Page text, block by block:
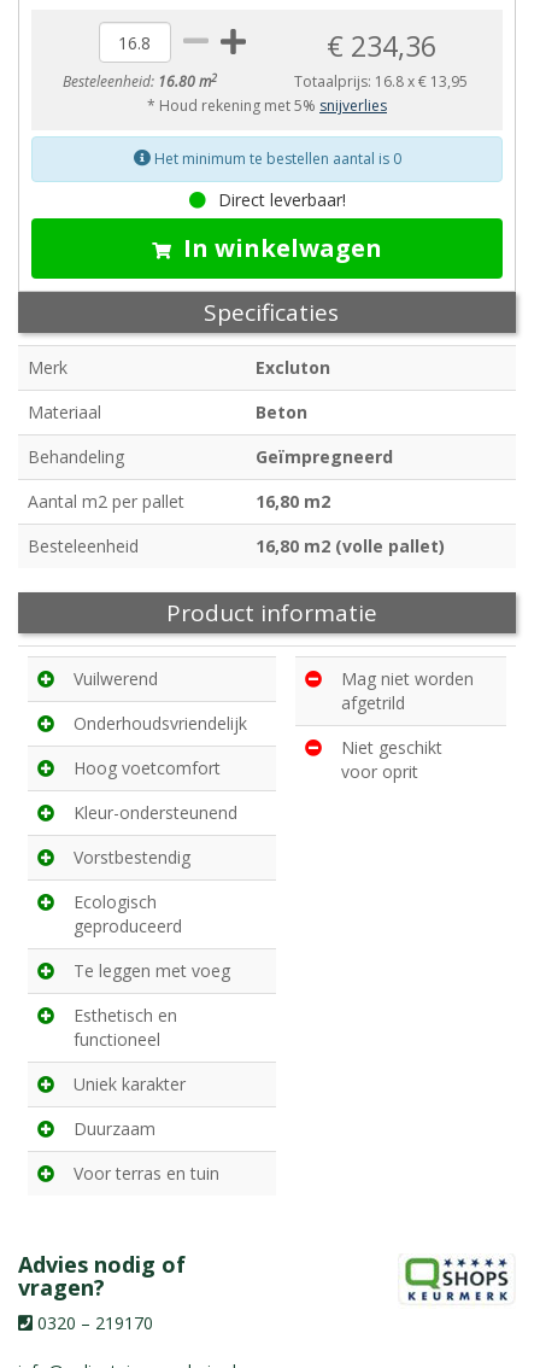
Besteleenheid: 16.80 m2
€ 234,36
Totaalprijs: 16.8x€ 13,95
* Houd rekening met 5% snijverlies
Het minimum te bestellen aantal is 0
Direct leverbaar!
In winkelwagen
Specificaties
Merk
Excluton
Materiaal
Beton
Behandeling
Geïmpregneerd
Aantal m2 per pallet
16,80 m2
Besteleenheid
16,80 m2 (volle pallet)
Product informatie
Vuilwerend
Onderhoudsvriendelijk
Hoog voetcomfort
Kleur-ondersteunend
Vorstbestendig
Ecologisch
geproduceerd
Te leggen met voeg
Esthetisch en
functioneel
Uniek karakter
Duurzaam
Voor terras en tuin
Mag niet worden
afgetrild
Niet geschikt
voor oprit
Advies nodig of
vragen?
0320 – 219170